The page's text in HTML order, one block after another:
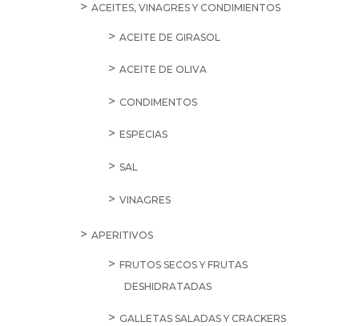
ACEITES, VINAGRES Y CONDIMIENTOS
ACEITE DE GIRASOL
ACEITE DE OLIVA
CONDIMENTOS
ESPECIAS
SAL
VINAGRES
APERITIVOS
FRUTOS SECOS Y FRUTAS
DESHIDRATADAS
GALLETAS SALADAS Y CRACKERS